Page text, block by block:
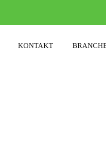
KONTAKT